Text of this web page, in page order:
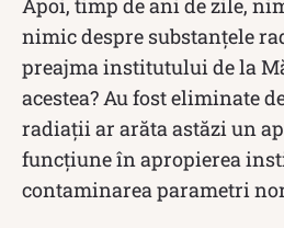
Apoi, timp de ani de zile,
nimic despre substanțele
preajma institutului de la
acestea? Au fost eliminate
radiații ar arăta astăzi un
funcțiune în apropierea
contaminarea parametri